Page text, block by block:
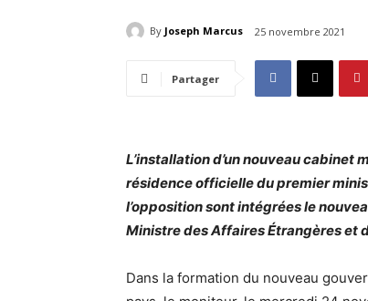
By Joseph Marcus 25 novembre 2021
Partager
L’installation d’un nouveau cabinet
résidence officielle du premier
l’opposition sont intégrées le
Ministre des Affaires Étrangères et
Dans la formation du nouveau